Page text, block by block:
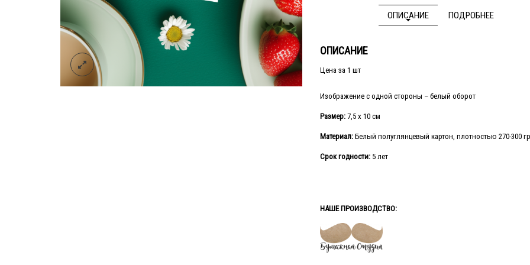
ОПИСАНИЕ ПОДРОБНЕЕ
ОПИСАНИЕ
Цена за 1 шт
Изображение с одной стороны – белый оборот
Размер:7,5 х 10 см
Материал:Белый полуглянцевый картон, плотностью 270-300
Срок годности:5 лет
НАШЕ ПРОИЗВОДСТВО: